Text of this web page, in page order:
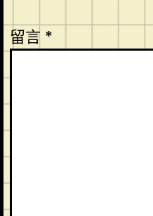
留言 *